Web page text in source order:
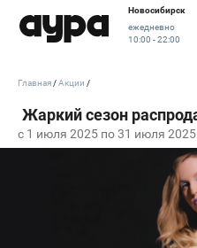
Новосибирск
ежедневно
10:00 - 22:00
c 1 июля 2025 по 31 июля 2025
Главная Акции